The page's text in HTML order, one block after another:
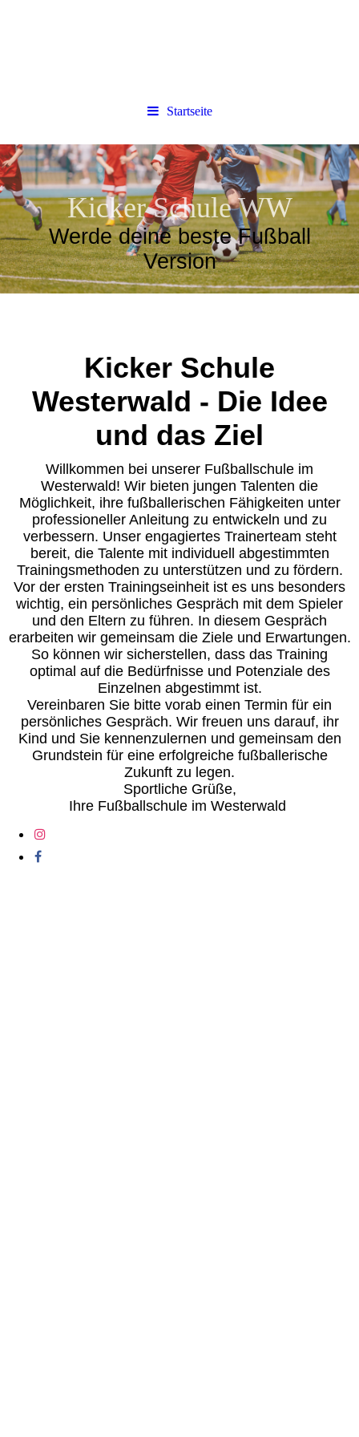
Startseite
Kicker Schule WW
Werde deine beste Fußball
Version
Kicker Schule
Westerwald - Die Idee
und das Ziel
Willkommen bei unserer Fußballschule im
Westerwald! Wir bieten jungen Talenten die
Möglichkeit, ihre fußballerischen Fähigkeiten unter
professioneller Anleitung zu entwickeln und zu
verbessern. Unser engagiertes Trainerteam steht
bereit, die Talente mit individuell abgestimmten
Trainingsmethoden zu unterstützen und zu fördern.
Vor der ersten Trainingseinheit ist es uns besonders
wichtig, ein persönliches Gespräch mit dem Spieler
und den Eltern zu führen. In diesem Gespräch
erarbeiten wir gemeinsam die Ziele und Erwartungen.
So können wir sicherstellen, dass das Training
optimal auf die Bedürfnisse und Potenziale des
Einzelnen abgestimmt ist.
Vereinbaren Sie bitte vorab einen Termin für ein
persönliches Gespräch. Wir freuen uns darauf, ihr
Kind und Sie kennenzulernen und gemeinsam den
Grundstein für eine erfolgreiche fußballerische
Zukunft zu legen.
Sportliche Grüße,
Ihre Fußballschule im Westerwald